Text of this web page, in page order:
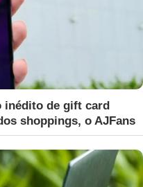
inédito de gift card
shoppings, o AJFans